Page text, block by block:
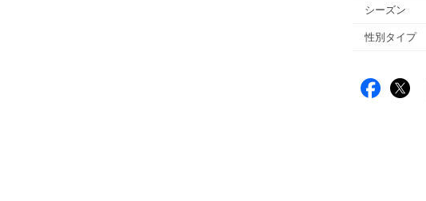
シーズン
性別タイプ